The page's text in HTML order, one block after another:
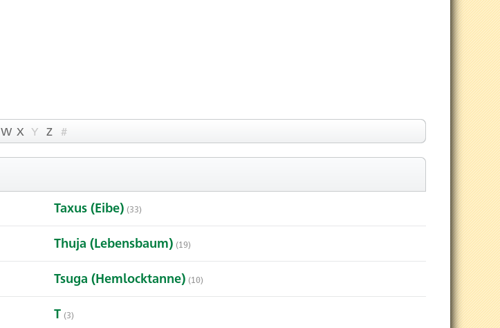
W X Y Z #
Taxus (Eibe) (33)
Thuja (Lebensbaum) (19)
Tsuga (Hemlocktanne) (10)
T (3)